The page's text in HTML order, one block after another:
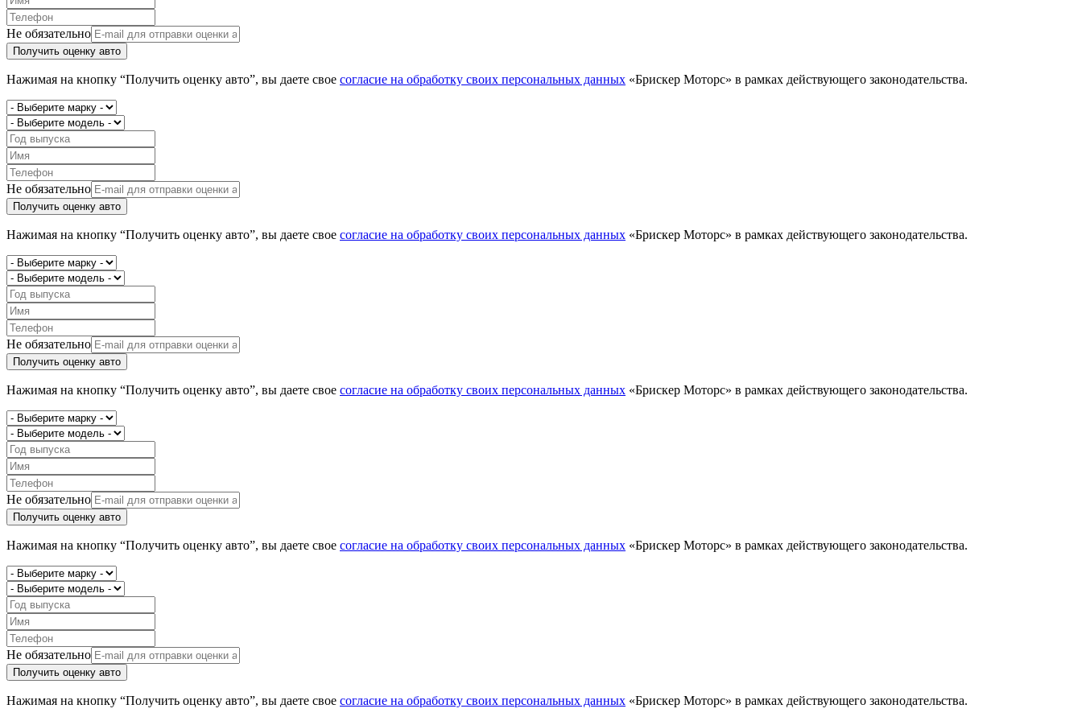
Не обязательно
Получить оценку авто
Нажимая на кнопку “Получить оценку авто”, вы даете свое согласие на обработку своих персональных данных «Брискер Моторс» в рамках действующего законодательства.
Не обязательно
Получить оценку авто
Нажимая на кнопку “Получить оценку авто”, вы даете свое согласие на обработку своих персональных данных «Брискер Моторс» в рамках действующего законодательства.
Не обязательно
Получить оценку авто
Нажимая на кнопку “Получить оценку авто”, вы даете свое согласие на обработку своих персональных данных «Брискер Моторс» в рамках действующего законодательства.
Не обязательно
Получить оценку авто
Нажимая на кнопку “Получить оценку авто”, вы даете свое согласие на обработку своих персональных данных «Брискер Моторс» в рамках действующего законодательства.
Не обязательно
Получить оценку авто
Нажимая на кнопку “Получить оценку авто”, вы даете свое согласие на обработку своих персональных данных «Брискер Моторс» в рамках действующего законодательства.